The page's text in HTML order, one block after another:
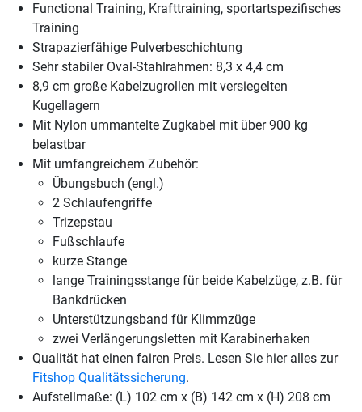
Functional Training, Krafttraining, sportartspezifisches
Training
Strapazierfähige Pulverbeschichtung
Sehr stabiler Oval-Stahlrahmen: 8,3 x 4,4 cm
8,9 cm große Kabelzugrollen mit versiegelten
Kugellagern
Mit Nylon ummantelte Zugkabel mit über 900 kg
belastbar
Mit umfangreichem Zubehör:
Übungsbuch (engl.)
2 Schlaufengriffe
Trizepstau
Fußschlaufe
kurze Stange
lange Trainingsstange für beide Kabelzüge, z.B. für
Bankdrücken
Unterstützungsband für Klimmzüge
zwei Verlängerungsletten mit Karabinerhaken
Qualität hat einen fairen Preis. Lesen Sie hier alles zur
Fitshop Qualitätssicherung.
Aufstellmaße: (L) 102 cm x (B) 142 cm x (H) 208 cm